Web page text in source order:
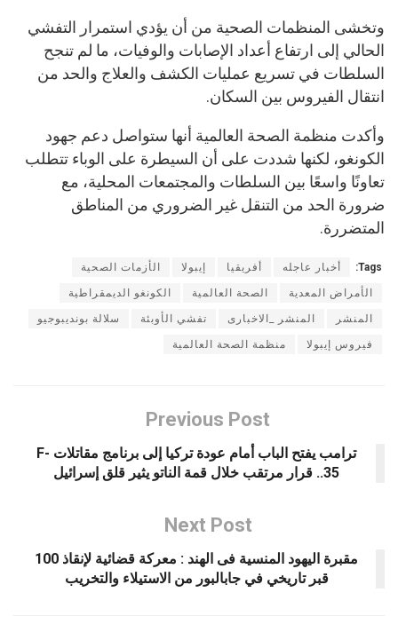
وتخشى المنظمات الصحية من أن يؤدي استمرار التفشي
الحالي إلى ارتفاع أعداد الإصابات والوفيات، ما لم تنجح
السلطات في تسريع عمليات الكشف والعلاج والحد من
انتقال الفيروس بين السكان.
وأكدت منظمة الصحة العالمية أنها ستواصل دعم جهود
الكونغو، لكنها شددت على أن السيطرة على الوباء تتطلب
تعاونًا واسعًا بين السلطات والمجتمعات المحلية، مع
ضرورة الحد من التنقل غير الضروري من المناطق
المتضررة.
Tags: أخبار عاجله أفريقيا إيبولا الأزمات الصحية
الأمراض المعدية الصحة العالمية الكونغو الديمقراطية
المنشر المنشر _الاخبارى تفشي الأوبئة سلالة بونديبوجيو
فيروس إيبولا منظمة الصحة العالمية
Previous Post
ترامب يفتح الباب أمام عودة تركيا إلى برنامج مقاتلات F-
35.. قرار مرتقب خلال قمة الناتو يثير قلق إسرائيل
Next Post
مقبرة اليهود المنسية فى الهند : معركة قضائية لإنقاذ 100
قبر تاريخي في جابالبور من الاستيلاء والتخريب